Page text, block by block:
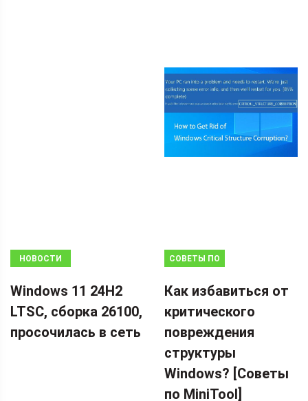
НОВОСТИ
Windows 11 24H2
LTSC, сборка 26100,
просочилась в сеть
СОВЕТЫ ПО
ДАННЫХ
Как избавиться от
критического
повреждения
структуры
Windows? [Советы
по MiniTool]